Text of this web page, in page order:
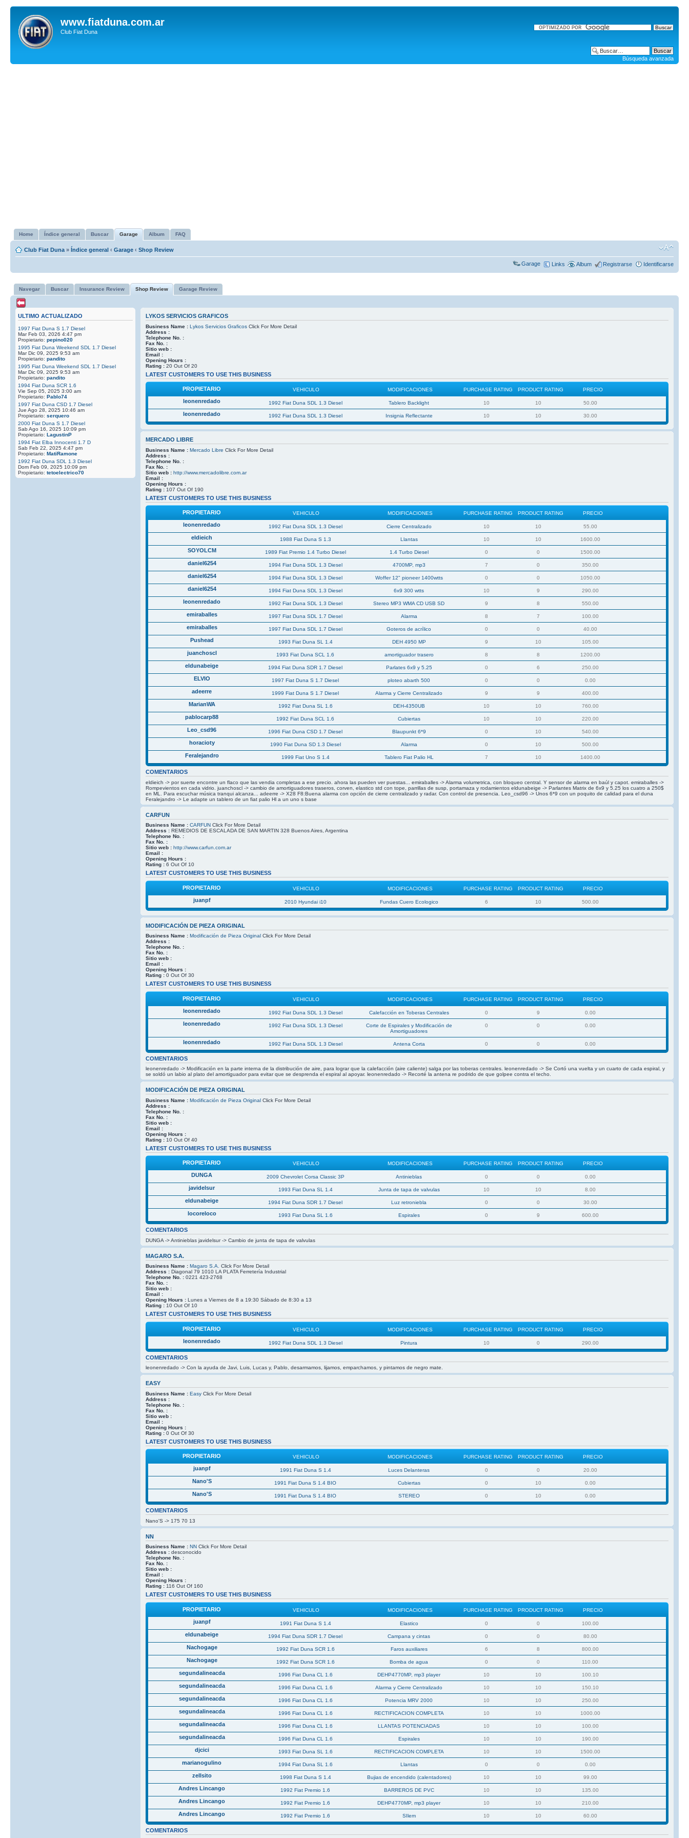
www.fiatduna.com.ar
Club Fiat Duna
Búsqueda avanzada
Home Índice general Buscar Garage Album FAQ
Club Fiat Duna » Índice general ‹ Garage ‹ Shop Review
Garage Links Album Registrarse Identificarse
Navegar Buscar Insurance Review Shop Review Garage Review
ULTIMO ACTUALIZADO
1997 Fiat Duna S 1.7 Diesel
Mar Feb 03, 2026 4:47 pm
Propietario: pepino020
1995 Fiat Duna Weekend SDL 1.7 Diesel
Mar Dic 09, 2025 9:53 am
Propietario: pandito
1995 Fiat Duna Weekend SDL 1.7 Diesel
Mar Dic 09, 2025 9:53 am
Propietario: pandito
1994 Fiat Duna SCR 1.6
Vie Sep 05, 2025 3:00 am
Propietario: Pablo74
1997 Fiat Duna CSD 1.7 Diesel
Jue Ago 28, 2025 10:46 am
Propietario: serquero
2000 Fiat Duna S 1.7 Diesel
Sab Ago 16, 2025 10:09 pm
Propietario: LagustinP
1994 Fiat Elba Innocenti 1.7 D
Sab Feb 22, 2025 4:47 pm
Propietario: MatiRamone
1992 Fiat Duna SDL 1.3 Diesel
Dom Feb 09, 2025 10:09 pm
Propietario: tetoelectrico70
LYKOS SERVICIOS GRAFICOS
Business Name : Lykos Servicios GraficosClick For More Detail
Address :
Telephone No. :
Fax No. :
Sitio web :
Email :
Opening Hours :
Rating : 20 Out Of 20
LATEST CUSTOMERS TO USE THIS BUSINESS
PROPIETARIO VEHICULO MODIFICACIONES PURCHASE RATING PRODUCT RATING PRECIO
leonenredado 1992 Fiat Duna SDL 1.3 Diesel Tablero Backlight 10 10 50.00
leonenredado 1992 Fiat Duna SDL 1.3 Diesel Insignia Reflectante 10 10 30.00
MERCADO LIBRE
Business Name : Mercado Libre Click For More Detail
Address :
Telephone No. :
Fax No. :
Sitio web : http://www.mercadolibre.com.ar
Email :
Opening Hours :
Rating : 107 Out Of 190
LATEST CUSTOMERS TO USE THIS BUSINESS
PROPIETARIO VEHICULO MODIFICACIONES PURCHASE RATING PRODUCT RATING PRECIO
leonenredado 1992 Fiat Duna SDL 1.3 Diesel Cierre Centralizado 10 10 55.00
eldieich 1988 Fiat Duna S 1.3 Llantas 10 10 1600.00
SOYOLCM 1989 Fiat Premio 1.4 Turbo Diesel 1.4 Turbo Diesel 0 0 1500.00
daniel6254 1994 Fiat Duna SDL 1.3 Diesel 4700MP, mp3 7 0 350.00
daniel6254 1994 Fiat Duna SDL 1.3 Diesel Woffer 12" pioneer 1400wtts 0 0 1050.00
daniel6254 1994 Fiat Duna SDL 1.3 Diesel 6x9 300 wtts 10 9 290.00
leonenredado 1992 Fiat Duna SDL 1.3 Diesel Stereo MP3 WMA CD USB SD 9 8 550.00
emiraballes 1997 Fiat Duna SDL 1.7 Diesel Alarma 8 7 100.00
emiraballes 1997 Fiat Duna SDL 1.7 Diesel Goteros de acrílico 0 0 40.00
Pushead 1993 Fiat Duna SL 1.4 DEH 4950 MP 9 10 105.00
juanchoscl 1993 Fiat Duna SCL 1.6 amortiguador trasero 8 8 1200.00
eldunabeige 1994 Fiat Duna SDR 1.7 Diesel Parlates 6x9 y 5.25 0 6 250.00
ELVIO 1997 Fiat Duna S 1.7 Diesel ploteo abarth 500 0 0 0.00
adeerre 1999 Fiat Duna S 1.7 Diesel Alarma y Cierre Centralizado 9 9 400.00
MarianWA 1992 Fiat Duna SL 1.6 DEH-4350UB 10 10 760.00
pablocarp88 1992 Fiat Duna SCL 1.6 Cubiertas 10 10 220.00
Leo_csd96 1996 Fiat Duna CSD 1.7 Diesel Blaupunkt 6*9 0 10 540.00
horacioty 1990 Fiat Duna SD 1.3 Diesel Alarma 0 10 500.00
Feralejandro 1999 Fiat Uno S 1.4 Tablero Fiat Palio HL 7 10 1400.00
COMENTARIOS
eldieich -> por suerte encontre un flaco que las vendia completas a ese precio. ahora las pueden ver puestas... emiraballes -> Alarma volumetrica, con bloqueo central. Y sensor de alarma en baúl y capot. emiraballes ->
Rompevientos en cada vidrio. juanchoscl -> cambio de amortiguadores traseros, corven, elastico std con tope, parrillas de susp, portamaza y rodamientos eldunabeige -> Parlantes Matrix de 6x9 y 5.25 los cuatro a 250$
en ML. Para escuchar música tranqui alcanza... adeerre -> X28 F8:Buena alarma con opción de cierre centralizado y radar. Con control de presencia. Leo_csd96 -> Unos 6*9 con un poquito de calidad para el duna
Feralejandro -> Le adapte un tablero de un fiat palio Hl a un uno s base
CARFUN
Business Name : CARFUNClick For More Detail
Address : REMEDIOS DE ESCALADA DE SAN MARTIN 328 Buenos Aires, Argentina
Telephone No. :
Fax No. :
Sitio web : http://www.carfun.com.ar
Email :
Opening Hours :
Rating : 6 Out Of 10
LATEST CUSTOMERS TO USE THIS BUSINESS
PROPIETARIO VEHICULO MODIFICACIONES PURCHASE RATING PRODUCT RATING PRECIO
juanpf 2010 Hyundai i10 Fundas Cuero Ecologico 6 10 500.00
MODIFICACIÓN DE PIEZA ORIGINAL
Business Name : Modificación de Pieza OriginalClick For More Detail
Address :
Telephone No. :
Fax No. :
Sitio web :
Email :
Opening Hours :
Rating : 0 Out Of 30
LATEST CUSTOMERS TO USE THIS BUSINESS
PROPIETARIO VEHICULO MODIFICACIONES PURCHASE RATING PRODUCT RATING PRECIO
leonenredado 1992 Fiat Duna SDL 1.3 Diesel Calefacción en Toberas Centrales 0 9 0.00
leonenredado 1992 Fiat Duna SDL 1.3 Diesel
Corte de Espirales y Modificación de
Amortiguadores
0 0 0.00
leonenredado 1992 Fiat Duna SDL 1.3 Diesel Antena Corta 0 0 0.00
COMENTARIOS
leonenredado -> Modificación en la parte interna de la distribución de aire, para lograr que la calefacción (aire caliente) salga por las toberas centrales. leonenredado -> Se Cortó una vuelta y un cuarto de cada espiral, y
se soldó un labio al plato del amortiguador para evitar que se desprenda el espiral al apoyar. leonenredado -> Recorté la antena re podrido de que golpee contra el techo.
MODIFICACIÓN DE PIEZA ORIGINAL
Business Name : Modificación de Pieza OriginalClick For More Detail
Address :
Telephone No. :
Fax No. :
Sitio web :
Email :
Opening Hours :
Rating : 10 Out Of 40
LATEST CUSTOMERS TO USE THIS BUSINESS
PROPIETARIO VEHICULO MODIFICACIONES PURCHASE RATING PRODUCT RATING PRECIO
DUNGA 2009 Chevrolet Corsa Classic 3P Antinieblas 0 0 0.00
javidelsur 1993 Fiat Duna SL 1.4 Junta de tapa de valvulas 10 10 8.00
eldunabeige 1994 Fiat Duna SDR 1.7 Diesel Luz retroniebla 0 0 30.00
locoreloco 1993 Fiat Duna SL 1.6 Espirales 0 9 600.00
COMENTARIOS
DUNGA -> Antinieblas javidelsur -> Cambio de junta de tapa de valvulas
MAGARO S.A.
Business Name : Magaro S.A.
Click For More Detail
Address : Diagonal 79 1010 LA PLATA Ferretería Industrial
Telephone No. : 0221 423-2768
Fax No. :
Sitio web :
Email :
Opening Hours : Lunes a Viernes de 8 a 19:30 Sábado de 8:30 a 13
Rating : 10 Out Of 10
LATEST CUSTOMERS TO USE THIS BUSINESS
PROPIETARIO VEHICULO MODIFICACIONES PURCHASE RATING PRODUCT RATING PRECIO
leonenredado 1992 Fiat Duna SDL 1.3 Diesel Pintura 10 0 290.00
COMENTARIOS
leonenredado -> Con la ayuda de Javi, Luis, Lucas y, Pablo, desarmamos, lijamos, emparchamos, y pintamos de negro mate.
EASY
Business Name : EasyClick For More Detail
Address :
Telephone No. :
Fax No. :
Sitio web :
Email :
Opening Hours :
Rating : 0 Out Of 30
LATEST CUSTOMERS TO USE THIS BUSINESS
PROPIETARIO VEHICULO MODIFICACIONES PURCHASE RATING PRODUCT RATING PRECIO
juanpf 1991 Fiat Duna S 1.4 Luces Delanteras 0 0 20.00
Nano'S 1991 Fiat Duna S 1.4 BIO Cubiertas 0 10 0.00
Nano'S 1991 Fiat Duna S 1.4 BIO STEREO 0 10 0.00
COMENTARIOS
Nano'S -> 175 70 13
NN
Business Name : NNClick For More Detail
Address : desconocido
Telephone No. :
Fax No. :
Sitio web :
Email :
Opening Hours :
Rating : 116 Out Of 160
LATEST CUSTOMERS TO USE THIS BUSINESS
PROPIETARIO VEHICULO MODIFICACIONES PURCHASE RATING PRODUCT RATING PRECIO
juanpf 1991 Fiat Duna S 1.4 Elastico 0 0 100.00
eldunabeige 1994 Fiat Duna SDR 1.7 Diesel Campana y cintas 0 0 80.00
Nachogage 1992 Fiat Duna SCR 1.6 Faros auxiliares 6 8 800.00
Nachogage 1992 Fiat Duna SCR 1.6 Bomba de agua 0 0 110.00
segundalineacda 1996 Fiat Duna CL 1.6 DEHP4770MP, mp3 player 10 10 100.10
segundalineacda 1996 Fiat Duna CL 1.6 Alarma y Cierre Centralizado 10 10 150.10
segundalineacda 1996 Fiat Duna CL 1.6 Potencia MRV 2000 10 10 250.00
segundalineacda 1996 Fiat Duna CL 1.6 RECTIFICACION COMPLETA 10 10 1000.00
segundalineacda 1996 Fiat Duna CL 1.6 LLANTAS POTENCIADAS 10 10 100.00
segundalineacda 1996 Fiat Duna CL 1.6 Espirales 10 10 190.00
djcici 1993 Fiat Duna SL 1.6 RECTIFICACION COMPLETA 10 10 1500.00
marianogulino 1994 Fiat Duna SL 1.6 Llantas 0 0 0.00
zellsito 1998 Fiat Duna S 1.4 Bujias de encendido (calentadores) 10 10 99.00
Andres Lincango 1992 Fiat Premio 1.6 BARREROS DE PVC 10 10 135.00
Andres Lincango 1992 Fiat Premio 1.6 DEHP4770MP, mp3 player 10 10 210.00
Andres Lincango 1992 Fiat Premio 1.6 SIlem 10 10 60.00
COMENTARIOS